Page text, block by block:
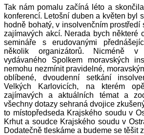
Tak nám pomalu začíná léto a
konferencí. Letošní duben a květen byl
hodně bohatý, v insolvenčním prostředí
zajímavých akcí. Nerada bych některé
semináře s erudovanými
několik organizátorů. Nicméně v
vydávaného Spolkem moravských
nemohu nezmínit pravidelné,
oblíbené, dvoudenní setkání
Velkých Karlovicích, na kterém
zajímavých a aktuálních témat a
všechny dotazy sehraná dvojice
to místopředseda Krajského soudu v
Krhut a soudce Krajského soudu v
Dodatečně tleskáme a budeme se těšit